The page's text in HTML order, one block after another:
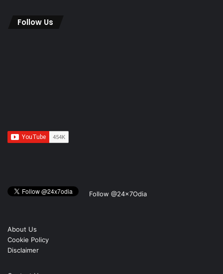
Follow Us
Follow @24x7Odia
About Us
Cookie Policy
Disclaimer